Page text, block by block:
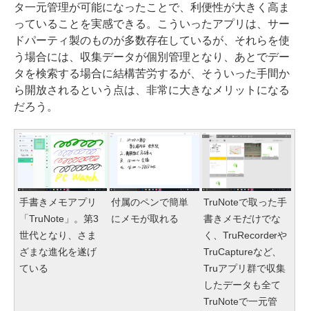
タ一元管理が可能になったことで、利便性が大きく高ま
っていることを実感できる。こういったアプリは、サー
ドパーティ製のものが多数存在しているが、それらを使
う場合には、収集データが個別管理となり、あとでデー
タを検索する場合に結構苦労するが、そういった手間か
ら開放されるという点は、非常に大きなメリットになる
だろう。
手書きメモアプリ
「TruNote」。第3
世代となり、さま
ざまな進化を遂げ
ている
付属のペンで簡単
にメモが取れる
TruNoteで取った手
書きメモだけでな
く、TruRecorderや
TruCaptureなど、
Truアプリ群で収集
したデータも全て
TruNoteで一元管